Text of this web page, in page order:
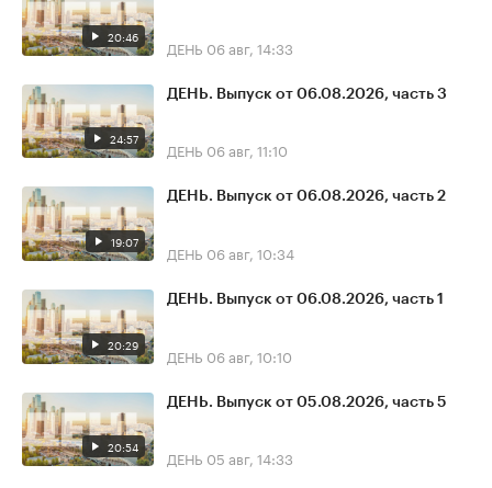
20:46 ДЕНЬ 06 авг, 14:33
24:57
ДЕНЬ. Выпуск от 06.08.2026, часть 3
ДЕНЬ 06 авг, 11:10
19:07
ДЕНЬ. Выпуск от 06.08.2026, часть 2
ДЕНЬ 06 авг, 10:34
20:29
ДЕНЬ. Выпуск от 06.08.2026, часть 1
ДЕНЬ 06 авг, 10:10
20:54
ДЕНЬ. Выпуск от 05.08.2026, часть 5
ДЕНЬ 05 авг, 14:33